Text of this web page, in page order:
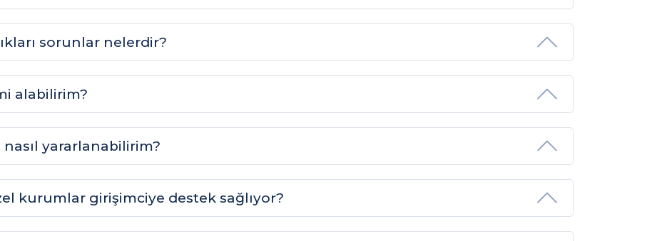
sorunlar nelerdir?
alabilirim?
yararlanabilirim?
kurumlar girişimciye destek sağlıyor?